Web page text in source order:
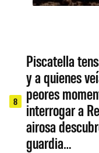
8
Piscatella
y a quienes
peores
interrogar a
airosa
guardia…